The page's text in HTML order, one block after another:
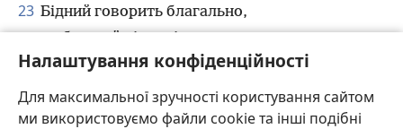
Налаштування конфіденційності
Для максимальної зручності користування сайтом
ми використовуємо файли cookie та інші подібні
23 Бідний говорить благально,
24 Деякі приятелі готові знищити один одного,
але буває друг, більше прив’язаний, ніж
брат.+